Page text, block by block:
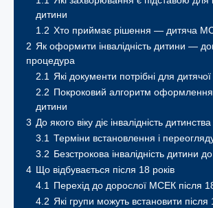
дитини
1.2 Хто приймає рішення — дитяча
2 Як оформити інвалідність дитини —
процедура
2.1 Які документи потрібні для
2.2 Покроковий алгоритм оформлення
дитини
3 До якого віку діє інвалідність дитинства
3.1 Терміни встановлення і
3.2 Безстрокова інвалідність дитини
4 Що відбувається після 18 років
4.1 Перехід до дорослої МСЕК після
4.2 Які групи можуть встановити після